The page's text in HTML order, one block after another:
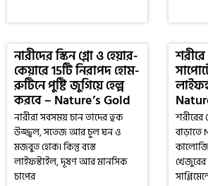
নারীদের স্কিন গ্লো ও হেয়ার-
কেয়ারে 15টি নিরাপদ হোম-
রুটিনে পুষ্টি জুগিয়ে হেল্প
করবে – Nature’s Gold
নারীরা সবসময় চান তাদের ত্বক
উজ্জ্বল, সতেজ আর চুল ঘন ও
মজবুত হোক। কিন্তু ব্যস্ত
লাইফস্টাইল, দূষণ আর মানসিক
চাপের
শরীরের
বাড়াতে
খেজুরের